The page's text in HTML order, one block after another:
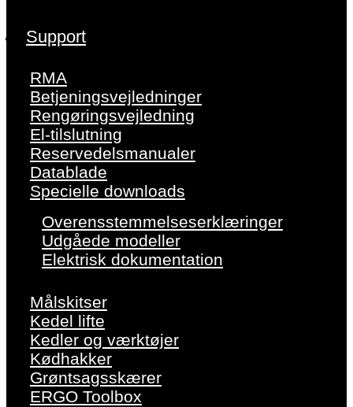
Support
RMA
Betjeningsvejledninger
Rengøringsvejledning
El-tilslutning
Reservedelsmanualer
Datablade
Specielle downloads
Overensstemmelseserklæringer
Udgåede modeller
Elektrisk dokumentation
Målskitser
Kedel lifte
Kedler og værktøjer
Kødhakker
Grøntsagsskærer
ERGO Toolbox